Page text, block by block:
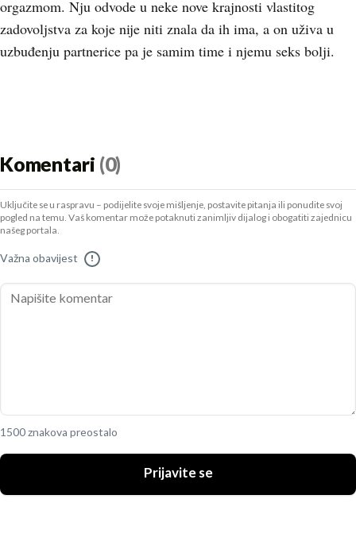
orgazmom. Nju odvode u neke nove krajnosti vlastitog
zadovoljstva za koje nije niti znala da ih ima, a on uživa u
uzbuđenju partnerice pa je samim time i njemu seks bolji.
Komentari (0)
Uključite se u raspravu – podijelite svoje mišljenje, postavite pitanja ili ponudite svoj
pogled na temu. Vaš komentar može potaknuti zanimljiv dijalog i obogatiti zajednicu
našeg portala.
Važna obavijest !
1500 znakova preostalo
Prijavite se